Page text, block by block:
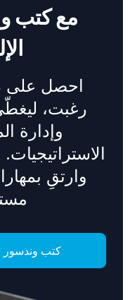
معكتب
احصل على
رغبت،
وإدارة
وارتقِ
كتب وندسور